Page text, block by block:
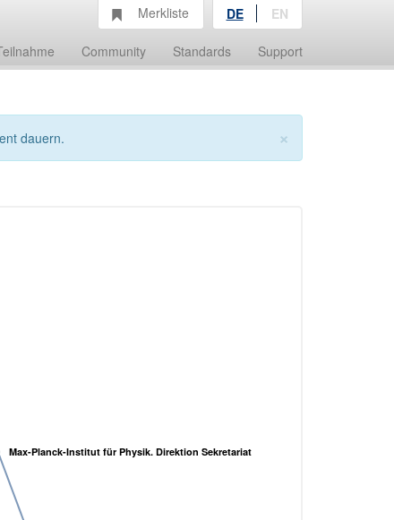
Community Standards Support
Merkliste DE EN
×
dauern.
Max-Planck-Institut für Physik. Direktion Sekretariat